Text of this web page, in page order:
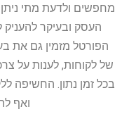
מחפשים ולדעת מתי
העסק ובעיקר
הפורטל מזמין גם את
של לקוחות, לענות על
בכל זמן נתון. החשיפה
ואף